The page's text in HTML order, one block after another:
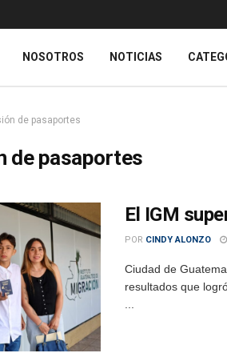
NOSOTROS NOTICIAS
de pasaportes
de pasaportes
El IGM
POR CINDY ALONZO
Ciudad de
resultados que